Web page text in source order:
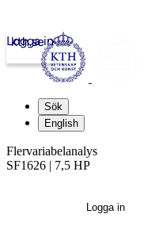
kth.se
Logga in
Sök
English
Flervariabelanalys
SF1626 | 7,5 HP
Logga in